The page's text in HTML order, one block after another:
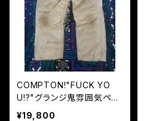
COMPTON!"FUCK YO
U!?"グランジ鬼雰囲気ペイ
ンターデニム!XL
¥19,800